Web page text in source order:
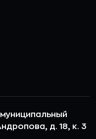
муниципальный
д. 18, к. 3